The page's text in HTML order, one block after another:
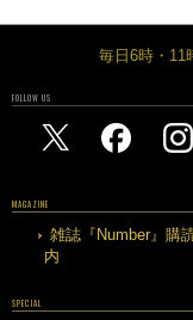
毎日6時・11
FOLLOW US
MAGAZINE
雑誌『Number』購
内
SPECIAL